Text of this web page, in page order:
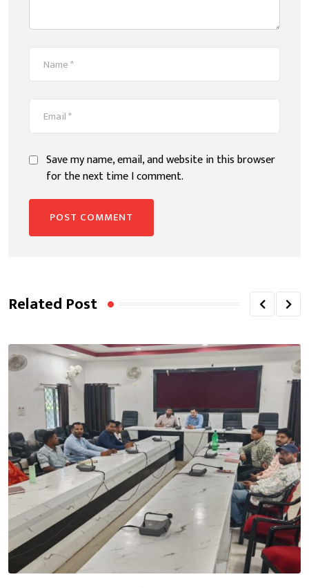
Save my name, email, and website in this browser
for the next time I comment.
Related Post